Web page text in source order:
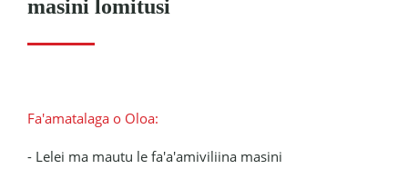
masini lomitusi
Fa'amatalaga o Oloa:
- Lelei ma mautu le fa'a'amiviliina masini